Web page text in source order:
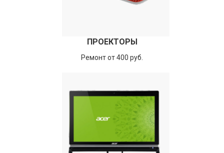
ПРОЕКТОРЫ
Ремонт от 400 руб.